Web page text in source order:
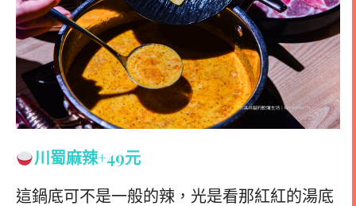
川蜀麻辣+49元
這鍋底可不是一般的辣，光是看那紅紅的湯底